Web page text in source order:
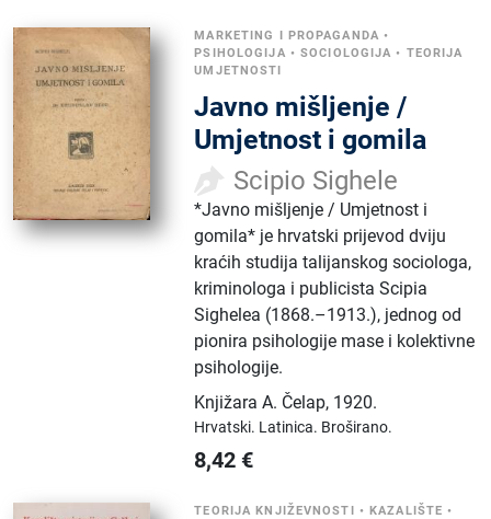
MARKETING I PROPAGANDA •
PSIHOLOGIJA •SOCIOLOGIJA • TEORIJA
UMJETNOSTI
Javno mišljenje /
Umjetnost i gomila
Scipio Sighele
*Javno mišljenje / Umjetnost i
gomila* je hrvatski prijevod dviju
kraćih studija talijanskog sociologa,
kriminologa i publicista Scipia
Sighelea (1868.–1913.), jednog od
pionira psihologije mase i kolektivne
psihologije.
Knjižara A. Čelap, 1920.
Hrvatski. Latinica. Broširano.
8,42 €
TEORIJA KNJIŽEVNOSTI •KAZALIŠTE •